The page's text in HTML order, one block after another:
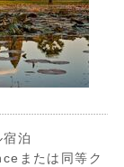
泊
または同等ク